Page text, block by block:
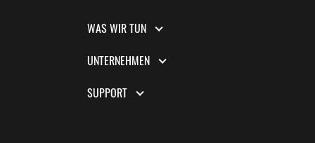
WAS WIR TUN
UNTERNEHMEN
SUPPORT